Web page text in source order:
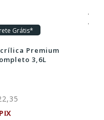
Grátis*
Premium
3,6L